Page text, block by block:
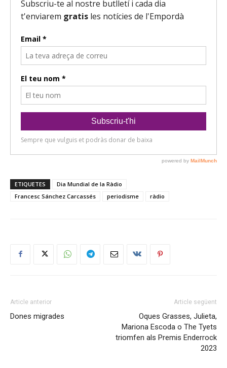
ETIQUETES
Dia Mundial de la Ràdio
Francesc Sánchez Carcassés
periodisme ràdio
Article anterior
Dones migrades
Article següent
Oques Grasses, Julieta,
Mariona Escoda o The Tyets
triomfen als Premis Enderrock
2023